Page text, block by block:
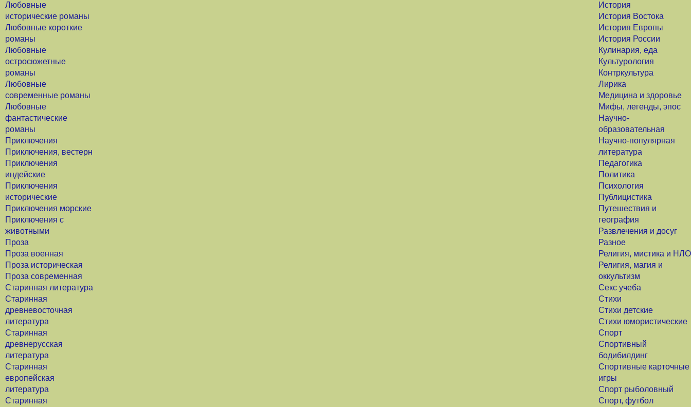
Любовные
исторические романы
Любовные короткие
романы
Любовные
остросюжетные
романы
Любовные
современные романы
Любовные
фантастические
романы
Приключения
Приключения, вестерн
Приключения
индейские
Приключения
исторические
Приключения морские
Приключения с
животными
Проза
Проза военная
Проза историческая
Проза современная
Старинная литература
Старинная
древневосточная
литература
Старинная
древнерусская
литература
Старинная
европейская
литература
Старинная
История
История Востока
История Европы
История России
Кулинария, еда
Культурология
Контркультура
Лирика
Медицина и здоровье
Мифы, легенды, эпос
Научно-
образовательная
Научно-популярная
литература
Педагогика
Политика
Психология
Публицистика
Путешествия и
география
Развлечения и досуг
Разное
Религия, мистика и НЛО
Религия, магия и
оккультизм
Секс учеба
Стихи
Стихи детские
Стихи юмористические
Спорт
Спортивный
бодибилдинг
Спортивные карточные
игры
Спорт рыболовный
Спорт, футбол